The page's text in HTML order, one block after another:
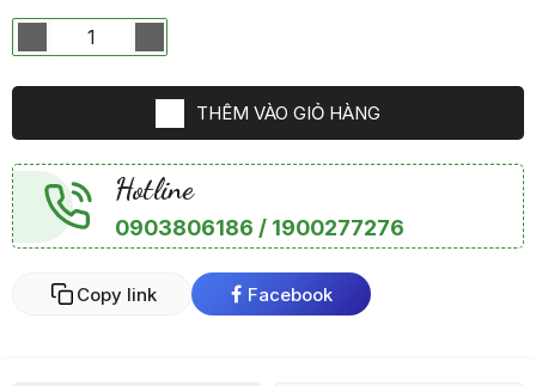
THÊM VÀO GIỎ HÀNG
Hotline
0903806186 / 1900277276
Copy link Facebook